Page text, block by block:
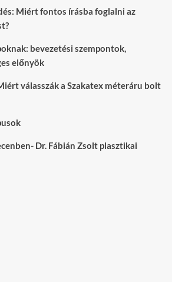
Miért fontos írásba foglalni az
bevezetési szempontok,
előnyök
válasszák a Szakatex méteráru bolt
Dr. Fábián Zsolt plasztikai